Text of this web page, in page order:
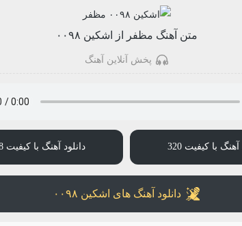
متن آهنگ مظفر از اشکین ۰۰۹۸
پخش آنلاین آهنگ
با کیفیت 320 دانلود آهنگ با کیفیت 128
دانلود آهنگ های اشکین ۰۰۹۸